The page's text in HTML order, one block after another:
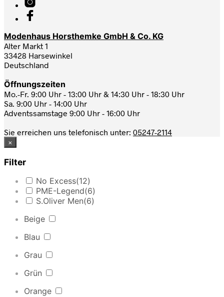
Modenhaus Horsthemke GmbH & Co. KG
Alter Markt 1
33428 Harsewinkel
Deutschland
Öffnungszeiten
Mo.-Fr. 9:00 Uhr - 13:00 Uhr & 14:30 Uhr - 18:30 Uhr
Sa. 9:00 Uhr - 14:00 Uhr
Adventssamstage 9:00 Uhr - 16:00 Uhr
Sie erreichen uns telefonisch unter: 05247-2114
×
Filter
No Excess(12)
PME-Legend(6)
S.Oliver Men(6)
Beige
Blau
Grau
Grün
Orange